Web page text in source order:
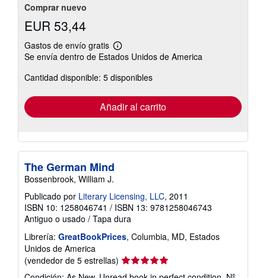
Comprar nuevo
EUR 53,44
Gastos de envío gratis
Más
información
las
tarifas
envío
Se envía dentro de Estados Unidos de America
Cantidad disponible: 5 disponibles
Añadir al carrito
The German Mind
Bossenbrook, William J.
Publicado por Literary Licensing, LLC, 2011
ISBN 10: 1258046741 / ISBN 13: 9781258046743
Antiguo o usado / Tapa dura
Librería: GreatBookPrices, Columbia, MD, Estados
Unidos de America
(vendedor de 5 estrellas) Calificación
del